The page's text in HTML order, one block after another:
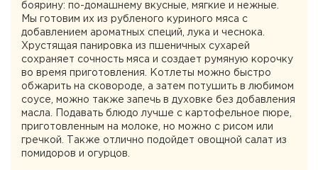
боярину: по-домашнему вкусные, мягкие и нежные.
Мы готовим их из рубленого куриного мяса с
добавлением ароматных специй, лука и чеснока.
Хрустящая панировка из пшеничных сухарей
сохраняет сочность мяса и создает румяную корочку
во время приготовления. Котлеты можно быстро
обжарить на сковороде, а затем потушить в любимом
соусе, можно также запечь в духовке без добавления
масла. Подавать блюдо лучше с картофельное пюре,
приготовленным на молоке, но можно с рисом или
гречкой. Также отлично подойдет овощной салат из
помидоров и огурцов.